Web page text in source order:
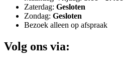
Zaterdag: Gesloten
Zondag: Gesloten
Bezoek alleen op afspraak
Volg ons via: